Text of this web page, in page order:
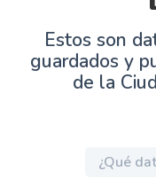
Estos son
guardados y
de la